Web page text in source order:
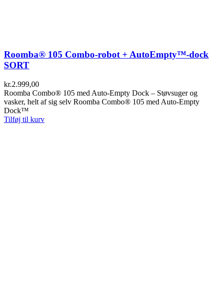
Roomba® 105 Combo-robot + AutoEmpty™-dock
SORT
kr.2.999,00
Roomba Combo® 105 med Auto-Empty Dock – Støvsuger og
vasker, helt af sig selv Roomba Combo® 105 med Auto-Empty
Dock™
Tilføj til kurv